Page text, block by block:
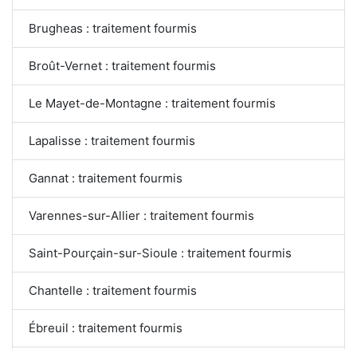
Brugheas : traitement fourmis
Broût-Vernet : traitement fourmis
Le Mayet-de-Montagne : traitement fourmis
Lapalisse : traitement fourmis
Gannat : traitement fourmis
Varennes-sur-Allier : traitement fourmis
Saint-Pourçain-sur-Sioule : traitement fourmis
Chantelle : traitement fourmis
Ébreuil : traitement fourmis